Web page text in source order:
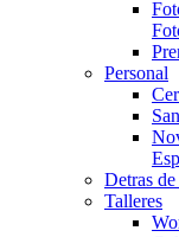
Personal
Detras
Talleres